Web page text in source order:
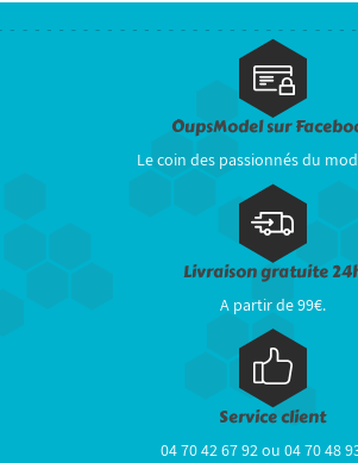
OupsModel sur
Le coin des passionnés du
Livraison gratuite
A partir de 99€.
Service client
04 70 42 67 92 ou 04 70 48